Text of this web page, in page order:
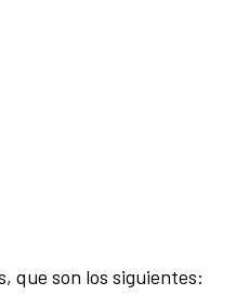
que son los siguientes: